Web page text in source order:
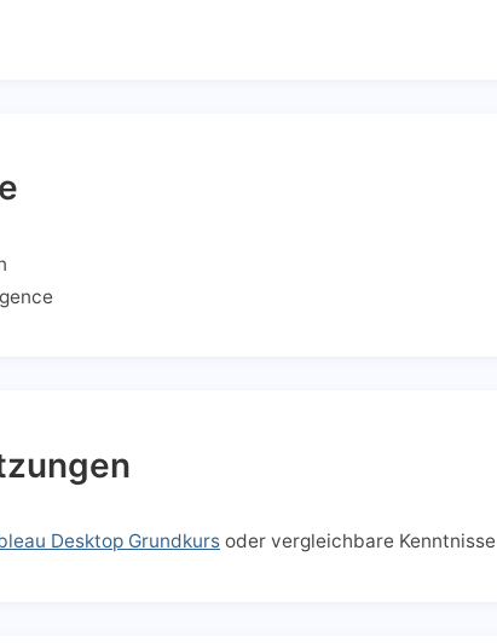
Desktop Grundkurs oder vergleichbare Kenntnisse